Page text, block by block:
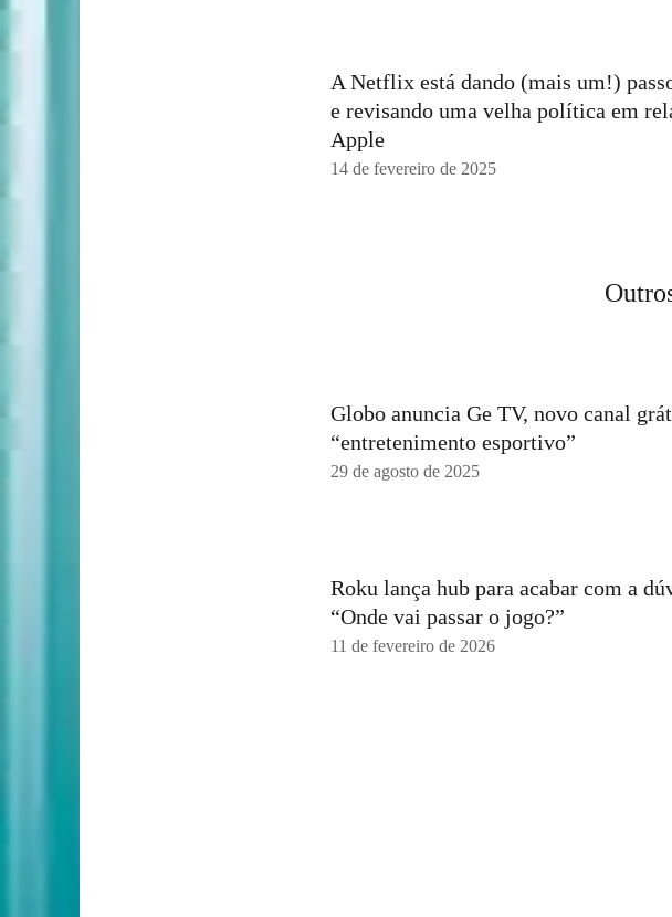
A Netflix está dando (mais um!)
e revisando uma velha política em
Apple
14 de fevereiro de 2025
Globo anuncia Ge TV, novo canal
“entretenimento esportivo”
29 de agosto de 2025
Roku lança hub para acabar com a
“Onde vai passar o jogo?”
11 de fevereiro de 2026